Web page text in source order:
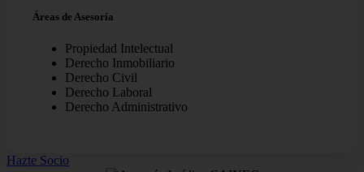
Áreas de Asesoría
Propiedad Intelectual
Derecho Inmobiliario
Derecho Civil
Derecho Laboral
Derecho Administrativo
Hazte Socio